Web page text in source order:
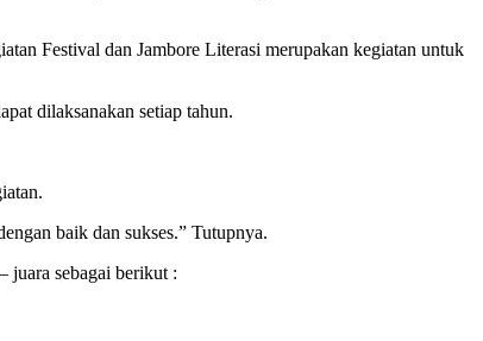
Festival dan Jambore Literasi merupakan kegiatan untuk
dilaksanakan setiap tahun.
baik dan sukses.” Tutupnya.
juara sebagai berikut :